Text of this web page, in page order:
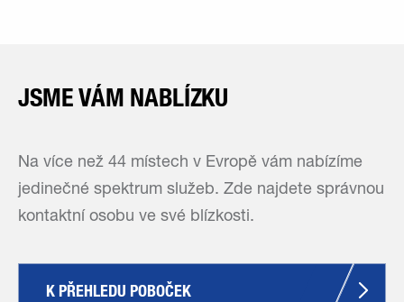
JSME VÁM NABLÍZKU
Na více než 44 místech v Evropě vám nabízíme
jedinečné spektrum služeb. Zde najdete správnou
kontaktní osobu ve své blízkosti.
K PŘEHLEDU POBOČEK